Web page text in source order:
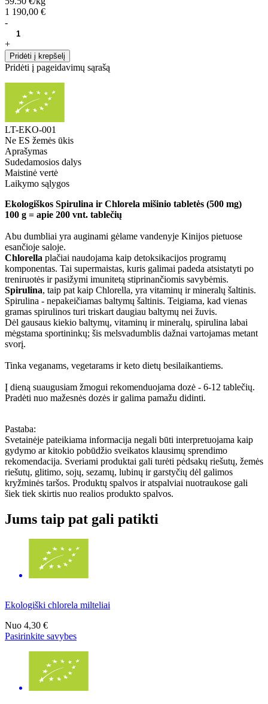
1 190,00 €
-
+
Pridėti į krepšelį
Pridėti į pageidavimų sąrašą
LT-EKO-001
Ne ES žemės ūkis
Aprašymas
Sudedamosios dalys
Maistinė vertė
Laikymo sąlygos
Ekologiškos Spirulina ir Chlorela mišinio tabletės (500 mg)
100 g = apie 200 vnt. tablečių
Abu dumbliai yra auginami gėlame vandenyje Kinijos pietuose
esančioje saloje.
Chlorella plačiai naudojama kaip detoksikacijos programų
komponentas. Tai supermaistas, kuris galimai padeda atsistatyti po
treniruotės ir pasižymi imunitetą stiprinančiomis savybėmis.
Spirulina, taip pat kaip Chlorella, yra vitaminų ir mineralų šaltinis.
Spirulina - nepakeičiamas baltymų šaltinis. Teigiama, kad vienas
gramas spirulinos turi triskart daugiau baltymų nei žuvis.
Dėl gausaus kiekio baltymų, vitaminų ir mineralų, spirulina labai
mėgstama sportininkų; šis melsvadumblis dažnai vartojamas metant
svorį.
Tinka veganams, vegetarams ir keto dietų besilaikantiems.
Į dieną suaugusiam žmogui rekomenduojama dozė - 6-12 tablečių.
Pradėti nuo mažesnės dozės ir galima pamažu didinti.
Pastaba:
Svetainėje pateikiama informacija negali būti interpretuojama kaip
gydymo ar kitokio pobūdžio sveikatos klausimų sprendimo
rekomendacija. Sveriami produktai gali turėti pėdsakų riešutų, žemės
riešutų, glitimo, sojų, sezamų, lubinų ir garstyčių dėl galimos
kryžminės taršos. Produktų spalvos ir atspalviai nuotraukose gali
šiek tiek skirtis nuo realios produkto spalvos.
Jums taip pat gali patikti
Ekologiški chlorela milteliai
Nuo 4,30 €
Pasirinkite savybes